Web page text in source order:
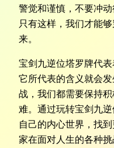
警觉和谨慎，不要冲动
只有这样，我们才能
来。
宝剑九逆位塔罗牌代
它所代表的含义就会
战，我们都需要保持
难。通过玩转宝剑九
自己的内心世界，找
家在面对人生的各种